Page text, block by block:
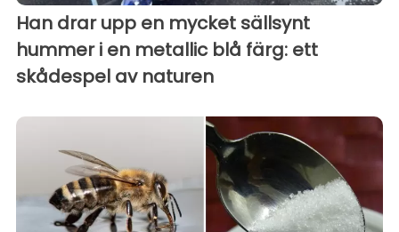
Han drar upp en mycket sällsynt
hummer i en metallic blå färg: ett
skådespel av naturen